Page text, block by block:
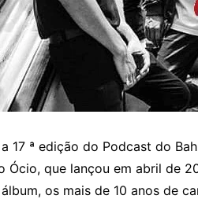
17 ª edição do Podcast do
Ócio, que lançou em abril de
os mais de 10 anos de